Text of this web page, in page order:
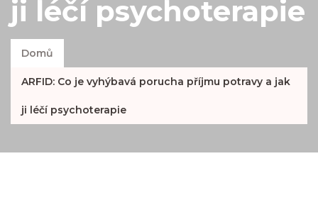
ji léčí psychoterapie
Domů
ARFID: Co je vyhýbavá porucha příjmu potravy a jak
ji léčí psychoterapie